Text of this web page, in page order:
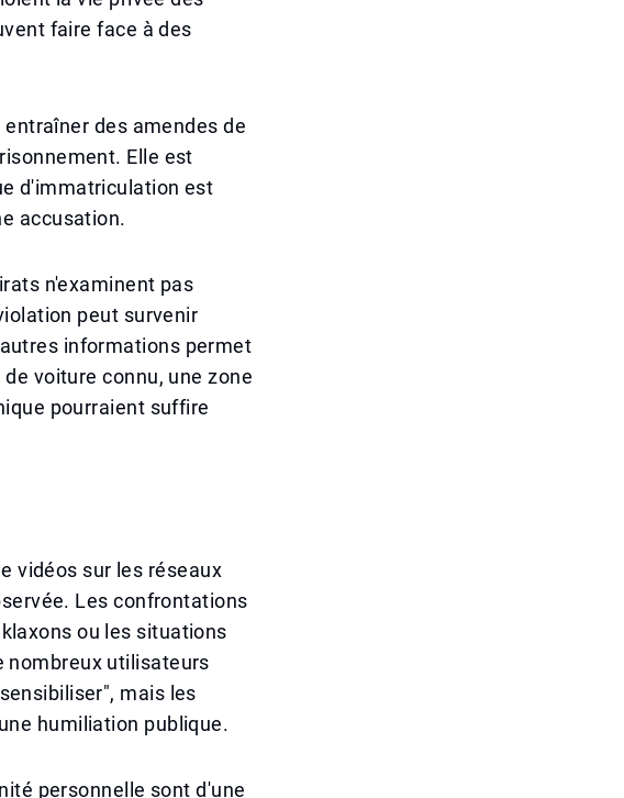
faire face à des
des amendes de
Elle est
d'immatriculation est
accusation.
n'examinent pas
peut survenir
informations permet
voiture connu, une zone
pourraient suffire
vidéos sur les réseaux
Les confrontations
ou les situations
nombreux utilisateurs
mais les
humiliation publique.
personnelle sont d'une